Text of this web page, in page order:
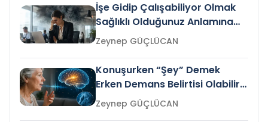
İşe Gidip Çalışabiliyor Olmak
Sağlıklı Olduğunuz Anlamına
Gelir mi?Zeynep GÜÇLÜCAN
Konuşurken “Şey” Demek
Erken Demans Belirtisi Olabilir
mi?
Zeynep GÜÇLÜCAN